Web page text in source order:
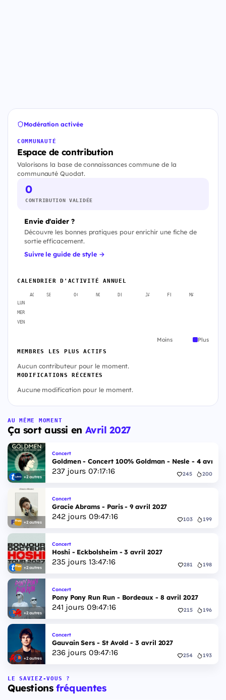
Modération activée
COMMUNAUTÉ
Espace de contribution
Valorisons la base de connaissances commune de la
communauté Quodat.
0
CONTRIBUTION VALIDÉE
Envie d'aider ?
Découvre les bonnes pratiques pour enrichir une fiche de
sortie efficacement.
Suivre le guide de style →
CALENDRIER D'ACTIVITÉ ANNUEL
AOÛT SEPT. OCT. NOV. DÉC. JANV. FÉVR. MARS
LUN
MER
VEN
Moins Plus
MEMBRES LES PLUS ACTIFS
Aucun contributeur pour le moment.
MODIFICATIONS RÉCENTES
Aucune modification pour le moment.
AU MÊME MOMENT
Ça sort aussi en Avril 2027
+2 autres
Concert
Goldmen - Concert 100% Goldman - Nesle - 4 avril
237jours 07:17:15 245 200
+2 autres
Concert
Gracie Abrams - Paris - 9 avril 2027
242jours 09:47:15 103 199
+2 autres
Concert
Hoshi - Eckbolsheim - 3 avril 2027
235 jours 13:47:15 281 198
+2 autres
Concert
Pony Pony Run Run - Bordeaux - 8 avril 2027
241 jours 09:47:15 215 196
+2 autres
Concert
Gauvain Sers - St Avold - 3 avril 2027
236jours 09:47:15 254 193
LE SAVIEZ-VOUS ?
Questionsfréquentes